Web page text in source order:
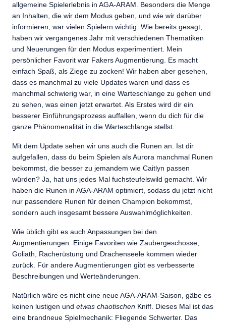
allgemeine Spielerlebnis in AGA-ARAM. Besonders die Menge
an Inhalten, die wir dem Modus geben, und wie wir darüber
informieren, war vielen Spielern wichtig. Wie bereits gesagt,
haben wir vergangenes Jahr mit verschiedenen Thematiken
und Neuerungen für den Modus experimentiert. Mein
persönlicher Favorit war Fakers Augmentierung. Es macht
einfach Spaß, als Ziege zu zocken! Wir haben aber gesehen,
dass es manchmal zu viele Updates waren und dass es
manchmal schwierig war, in eine Warteschlange zu gehen und
zu sehen, was einen jetzt erwartet. Als Erstes wird dir ein
besserer Einführungsprozess auffallen, wenn du dich für die
ganze Phänomenalität in die Warteschlange stellst.
Mit dem Update sehen wir uns auch die Runen an. Ist dir
aufgefallen, dass du beim Spielen als Aurora manchmal Runen
bekommst, die besser zu jemandem wie Caitlyn passen
würden? Ja, hat uns jedes Mal fuchsteufelswild gemacht. Wir
haben die Runen in AGA-ARAM optimiert, sodass du jetzt nicht
nur passendere Runen für deinen Champion bekommst,
sondern auch insgesamt bessere Auswahlmöglichkeiten.
Wie üblich gibt es auch Anpassungen bei den
Augmentierungen. Einige Favoriten wie Zaubergeschosse,
Goliath, Racherüstung und Drachenseele kommen wieder
zurück. Für andere Augmentierungen gibt es verbesserte
Beschreibungen und Werteänderungen.
Natürlich wäre es nicht eine neue AGA-ARAM-Saison, gäbe es
keinen lustigen und etwas chaotischen Kniff. Dieses Mal ist das
eine brandneue Spielmechanik: Fliegende Schwerter. Das